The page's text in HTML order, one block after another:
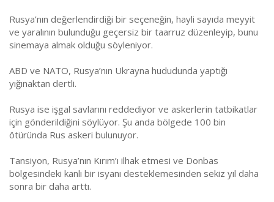
Rusya’nın değerlendirdiği bir seçeneğin, hayli sayıda meyyit
ve yaralının bulunduğu geçersiz bir taarruz düzenleyip, bunu
sinemaya almak olduğu söyleniyor.
ABD ve NATO, Rusya’nın Ukrayna hududunda yaptığı
yığınaktan dertli.
Rusya ise işgal savlarını reddediyor ve askerlerin tatbikatlar
için gönderildiğini söylüyor. Şu anda bölgede 100 bin
ötüründa Rus askeri bulunuyor.
Tansiyon, Rusya’nın Kırım’ı ilhak etmesi ve Donbas
bölgesindeki kanlı bir isyanı desteklemesinden sekiz yıl daha
sonra bir daha arttı.